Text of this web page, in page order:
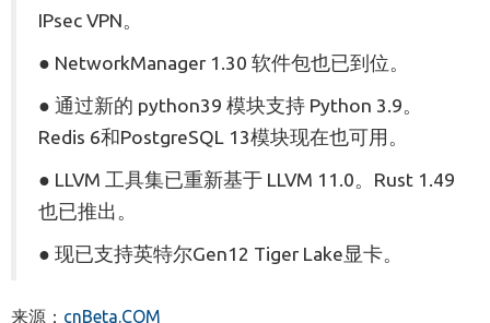
IPsec VPN。
● NetworkManager 1.30 软件包也已到位。
● 通过新的 python39 模块支持 Python 3.9。
Redis 6和PostgreSQL 13模块现在也可用。
● LLVM 工具集已重新基于 LLVM 11.0。Rust 1.49
也已推出。
● 现已支持英特尔Gen12 Tiger Lake显卡。
来源： cnBeta.COM